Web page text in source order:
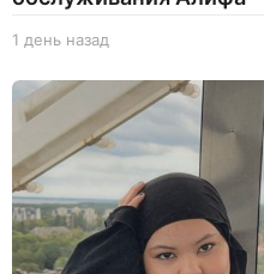
1 день назад
е
н
ь
н
з
а